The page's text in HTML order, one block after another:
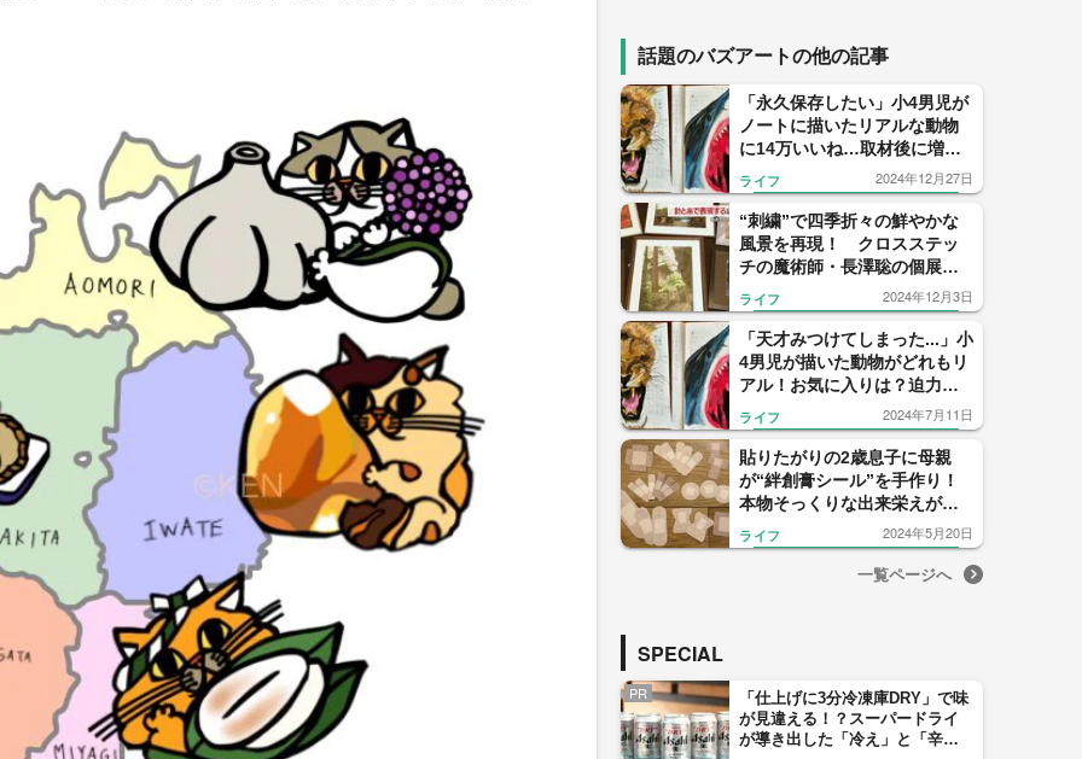
話題のバズアートの他の記事
「永久保存したい」小4男児が
ノートに描いたリアルな動物
に14万いいね…取材後に増え
た作品もセンス抜群だった
ライフ 2024年12月27日
“刺繍”で四季折々の鮮やかな
風景を再現！ クロスステッ
チの魔術師・長澤聡の個展開
催 刺繍アートが世界へ【山
形発】
ライフ 2024年12月3日
「天才みつけてしまった...」小
4男児が描いた動物がどれもリ
アル！お気に入りは？迫力あ
る作品をいろいろ見せてもら
った
ライフ 2024年7月11日
貼りたがりの2歳息子に母親
が“絆創膏シール”を手作り！
本物そっくりな出来栄えがす
ごい…簡単に作れるのか聞い
た
ライフ 2024年5月20日
一覧ページへ
SPECIAL
PR
「仕上げに3分冷凍庫DRY」で味
が見違える！？スーパードライ
が導き出した「冷え」と「辛